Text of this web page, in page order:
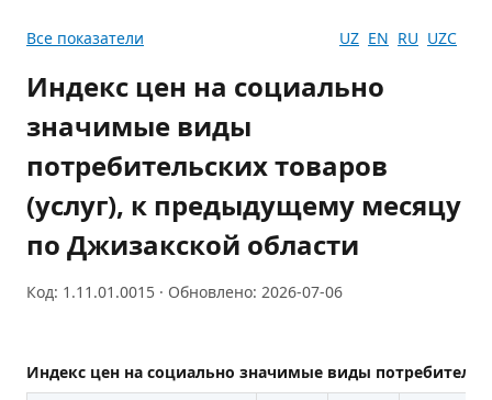
Все показатели UZ EN RU UZC
Индекс цен на социально
значимые виды
потребительских товаров
(услуг), к предыдущему месяцу
по Джизакской области
Код: 1.11.01.0015 · Обновлено: 2026-07-06
Индекс цен на социально значимые виды